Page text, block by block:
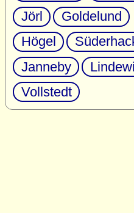
Jörl
Goldelund
Högel
Janneby
Vollstedt